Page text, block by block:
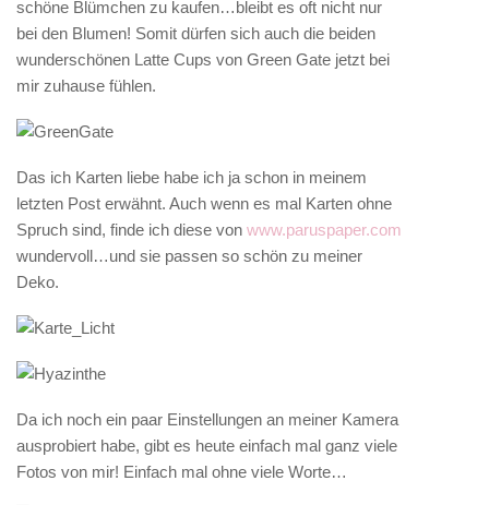
schöne Blümchen zu kaufen…bleibt es oft nicht nur
bei den Blumen! Somit dürfen sich auch die beiden
wunderschönen Latte Cups von Green Gate jetzt bei
mir zuhause fühlen.
Das ich Karten liebe habe ich ja schon in meinem
letzten Post erwähnt. Auch wenn es mal Karten ohne
Spruch sind, finde ich diese von www.paruspaper.com
wundervoll…und sie passen so schön zu meiner
Deko.
Da ich noch ein paar Einstellungen an meiner Kamera
ausprobiert habe, gibt es heute einfach mal ganz viele
Fotos von mir! Einfach mal ohne viele Worte…